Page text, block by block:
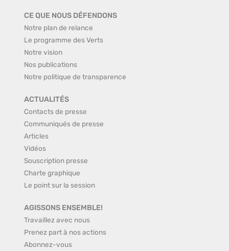
CE QUE NOUS DÉFENDONS
Notre plan de relance
Le programme des Verts
Notre vision
Nos publications
Notre politique de transparence
ACTUALITÉS
Contacts de presse
Communiqués de presse
Articles
Vidéos
Souscription presse
Charte graphique
Le point sur la session
AGISSONS ENSEMBLE!
Travaillez avec nous
Prenez part à nos actions
Abonnez-vous